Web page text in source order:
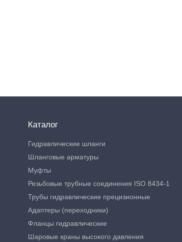
Каталог
Гидравлические шланги
Шланговые арматуры
Муфты
Резьбовые трубные соединения ISO 8434-1
Трубы гидравлические прецизионные
Адаптеры (переходники)
Фланцы гидравлические
Шаровые краны высокого давления